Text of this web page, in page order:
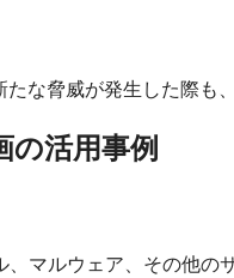
な脅威が発生した際も
の活用事例
マルウェア、その他